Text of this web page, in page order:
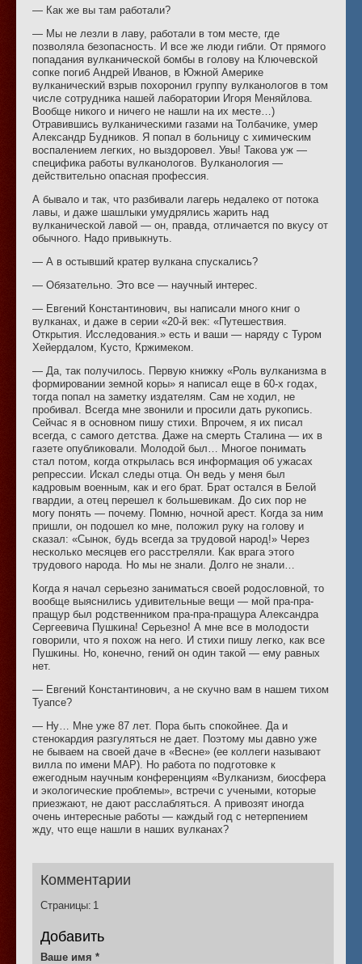
— Как же вы там работали?
— Мы не лезли в лаву, работали в том месте, где
позволяла безопасность. И все же люди гибли. От прямого
попадания вулканической бомбы в голову на Ключевской
сопке погиб Андрей Иванов, в Южной Америке
вулканический взрыв похоронил группу вулканологов в том
числе сотрудника нашей лаборатории Игоря Меняйлова.
Вообще никого и ничего не нашли на их месте…)
Отравившись вулканическими газами на Толбачике, умер
Александр Будников. Я попал в больницу с химическим
воспалением легких, но выздоровел. Увы! Такова уж —
специфика работы вулканологов. Вулканология —
действительно опасная профессия.
А бывало и так, что разбивали лагерь недалеко от потока
лавы, и даже шашлыки умудрялись жарить над
вулканической лавой — он, правда, отличается по вкусу от
обычного. Надо привыкнуть.
— А в остывший кратер вулкана спускались?
— Обязательно. Это все — научный интерес.
— Евгений Константинович, вы написали много книг о
вулканах, и даже в серии «20-й век: «Путешествия.
Открытия. Исследования.» есть и ваши — наряду с Туром
Хейердалом, Кусто, Кржимеком.
— Да, так получилось. Первую книжку «Роль вулканизма в
формировании земной коры» я написал еще в 60-х годах,
тогда попал на заметку издателям. Сам не ходил, не
пробивал. Всегда мне звонили и просили дать рукопись.
Сейчас я в основном пишу стихи. Впрочем, я их писал
всегда, с самого детства. Даже на смерть Сталина — их в
газете опубликовали. Молодой был… Многое понимать
стал потом, когда открылась вся информация об ужасах
репрессии. Искал следы отца. Он ведь у меня был
кадровым военным, как и его брат. Брат остался в Белой
гвардии, а отец перешел к большевикам. До сих пор не
могу понять — почему. Помню, ночной арест. Когда за ним
пришли, он подошел ко мне, положил руку на голову и
сказал: «Сынок, будь всегда за трудовой народ!» Через
несколько месяцев его расстреляли. Как врага этого
трудового народа. Но мы не знали. Долго не знали…
Когда я начал серьезно заниматься своей родословной, то
вообще выяснились удивительные вещи — мой пра-пра-
пращур был родственником пра-пра-пращура Александра
Сергеевича Пушкина! Серьезно! А мне все в молодости
говорили, что я похож на него. И стихи пишу легко, как все
Пушкины. Но, конечно, гений он один такой — ему равных
нет.
— Евгений Константинович, а не скучно вам в нашем тихом
Туапсе?
— Ну… Мне уже 87 лет. Пора быть спокойнее. Да и
стенокардия разгуляться не дает. Поэтому мы давно уже
не бываем на своей даче в «Весне» (ее коллеги называют
вилла по имени МАР). Но работа по подготовке к
ежегодным научным конференциям «Вулканизм, биосфера
и экологические проблемы», встречи с учеными, которые
приезжают, не дают расслабляться. А привозят иногда
очень интересные работы — каждый год с нетерпением
жду, что еще нашли в наших вулканах?
Комментарии
Страницы: 1
Добавить
Ваше имя *